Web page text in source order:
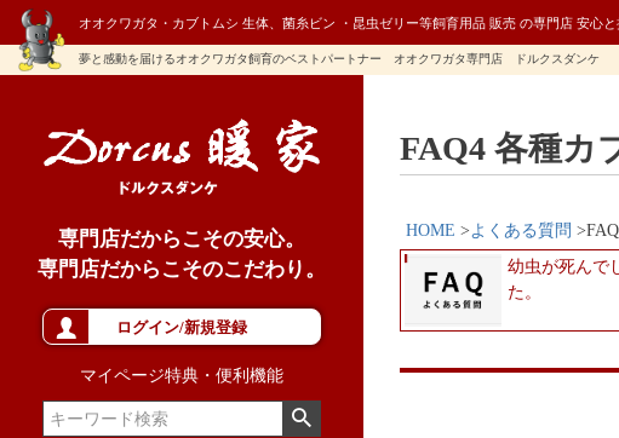
オオクワガタ・カブトムシ 生体、菌糸ビン ・昆虫ゼリー等飼育用品 販売 の専門店 安心
夢と感動を届けるオオクワガタ飼育のベストパートナー オオクワガタ専門店 ドルクスダンケ
専門店だからこその安心。
専門店だからこそのこだわり。
ログイン/新規登録
マイページ特典・便利機能
FAQ4 各種カ
HOME よくある質問
幼虫が死んで
た。